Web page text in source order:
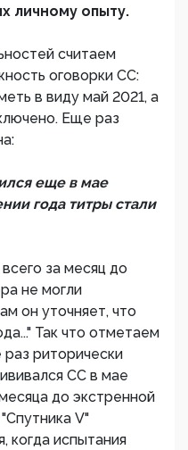
личному опыту.
считаем
оговорки CC:
в виду май 2021, а
Еще раз
еще в мае
года титры стали
за месяц до
не могли
он уточняет, что
Так что отметаем
риторически
СС в мае
до экстренной
V"
когда испытания